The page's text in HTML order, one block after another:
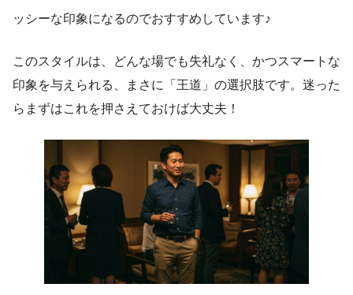
ッシーな印象になるのでおすすめしています♪
このスタイルは、どんな場でも失礼なく、かつスマートな
印象を与えられる、まさに「王道」の選択肢です。迷った
らまずはこれを押さえておけば大丈夫！